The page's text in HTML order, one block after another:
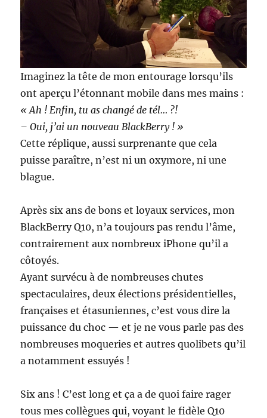
Imaginez la tête de mon entourage lorsqu’ils
ont aperçu l’étonnant mobile dans mes mains :
« Ah ! Enfin, tu as changé de tél… ?!
– Oui, j’ai un nouveau BlackBerry ! »
Cette réplique, aussi surprenante que cela
puisse paraître, n’est ni un oxymore, ni une
blague.
Après six ans de bons et loyaux services, mon
BlackBerry Q10, n’a toujours pas rendu l’âme,
contrairement aux nombreux iPhone qu’il a
côtoyés.
Ayant survécu à de nombreuses chutes
spectaculaires, deux élections présidentielles,
françaises et étasuniennes, c’est vous dire la
puissance du choc — et je ne vous parle pas des
nombreuses moqueries et autres quolibets qu’il
a notamment essuyés !
Six ans ! C’est long et ça a de quoi faire rager
tous mes collègues qui, voyant le fidèle Q10